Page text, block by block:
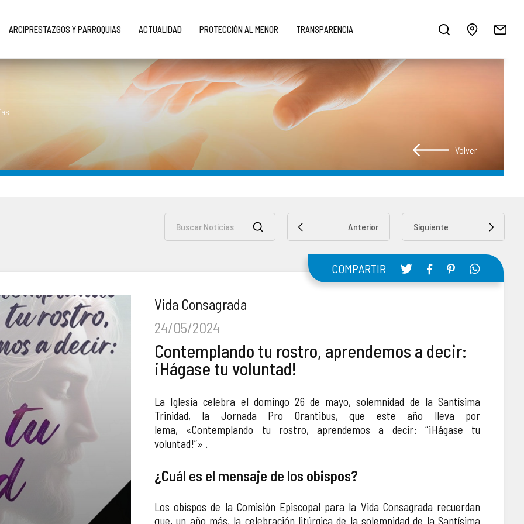
ARCIPRESTAZGOS Y PARROQUIAS ACTUALIDAD PROTECCIÓN AL MENOR TRANSPARENCIA
Volver
Anterior Siguiente
Vida Consagrada
24/05/2024
COMPARTIR
Contemplando tu rostro, aprendemos a decir:
¡Hágase tu voluntad!
La Iglesia celebra el domingo 26 de mayo, solemnidad de la Santísima
Trinidad, la Jornada Pro Orantibus, que este año lleva por
lema, «Contemplando tu rostro, aprendemos a decir: “¡Hágase tu
voluntad!”» .
¿Cuál es el mensaje de los obispos?
Los obispos de la Comisión Episcopal para la Vida Consagrada recuerdan
que, un año más, la celebración litúrgica de la solemnidad de la Santísima